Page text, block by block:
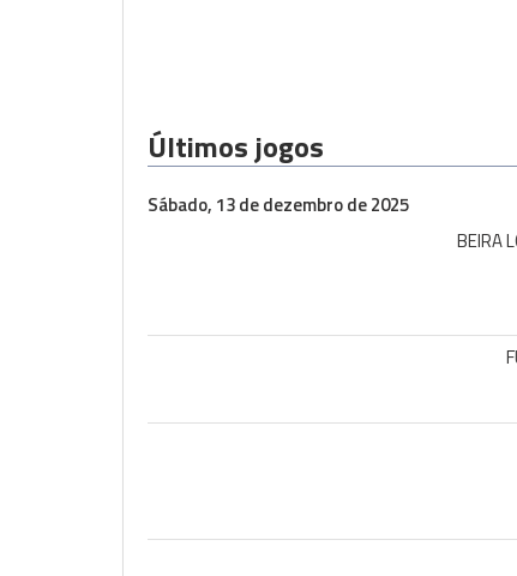
Últimos jogos
Sábado, 13 de dezembro de 2025
BEIRA